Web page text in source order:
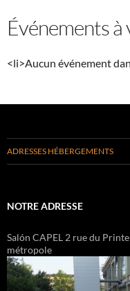
Événements à
<li>Aucun événement
ADRESSES HÉBERGEMENTS
NOTRE ADRESSE
Salón CAPEL 2 rue du
métropole